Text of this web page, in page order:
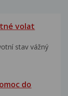
volat
stav vážný
do